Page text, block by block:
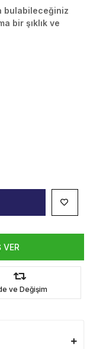
bulabileceğiniz
bir şıklık ve
VER
ve Değişim